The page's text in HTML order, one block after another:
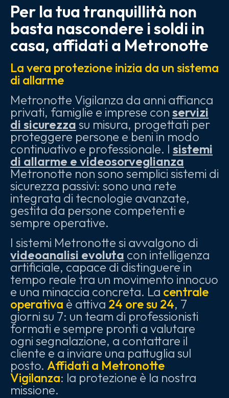
Per la tua tranquillità non
basta nascondere i soldi in
casa, affidati a Metronotte
La vera protezione inizia da un sistema
di allarme
Metronotte Vigilanza da anni affianca
privati, famiglie e imprese con servizi
di sicurezzasu misura, progettati per
proteggere persone e beni in modo
continuativo e professionale. I sistemi
di allarme e videosorveglianza
Metronotte non sono semplici sistemi di
sicurezza passivi: sono una rete
integrata di tecnologie avanzate,
gestita da persone competenti e
sempre operative.
I sistemi Metronotte si avvalgono di
videoanalisi evoluta con intelligenza
artificiale, capace di distinguere in
tempo reale tra un movimento innocuo
e una minaccia concreta. La centrale
operativa è attiva 24 ore su 24, 7
giorni su 7: un team di professionisti
formati e sempre pronti a valutare
ogni segnalazione, a contattare il
cliente e a inviare una pattuglia sul
posto. Affidati a Metronotte
Vigilanza: la protezione è la nostra
missione.